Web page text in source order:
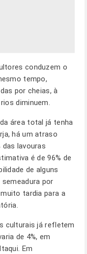
conduzem o
tempo,
por cheias, à
diminuem.
área total já tenha
há um atraso
lavouras
é de 96% de
de alguns
por
tardia para a
culturais já refletem
de 4%, em
Em